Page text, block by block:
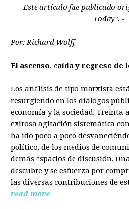
- Este artículo fue publicado
Today". -
Por: Richard Wolff
El ascenso, caída y regreso de
Los análisis de tipo marxista
resurgiendo en los diálogos
economía y la sociedad. Treinta
exitosa agitación sistemática
ha ido poco a poco
político, de los medios de
demás espacios de discusión.
descubre y se esfuerza por
las diversas contribuciones de
read more